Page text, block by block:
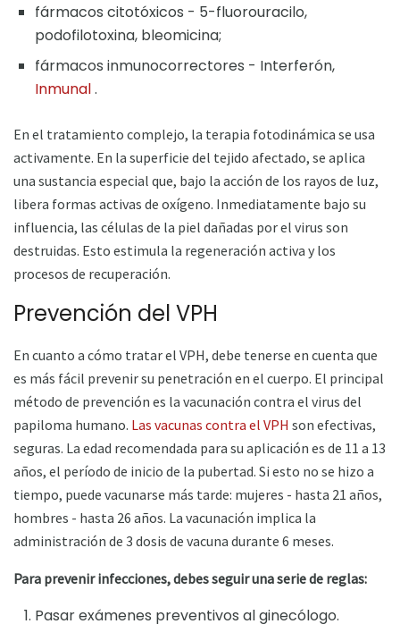
fármacos citotóxicos - 5-fluorouracilo,
podofilotoxina, bleomicina;
fármacos inmunocorrectores - Interferón,
Inmunal.
En el tratamiento complejo, la terapia fotodinámica se usa
activamente. En la superficie del tejido afectado, se aplica
una sustancia especial que, bajo la acción de los rayos de luz,
libera formas activas de oxígeno. Inmediatamente bajo su
influencia, las células de la piel dañadas por el virus son
destruidas. Esto estimula la regeneración activa y los
procesos de recuperación.
Prevención del VPH
En cuanto a cómo tratar el VPH, debe tenerse en cuenta que
es más fácil prevenir su penetración en el cuerpo. El principal
método de prevención es la vacunación contra el virus del
papiloma humano. Las vacunas contra el VPH son efectivas,
seguras. La edad recomendada para su aplicación es de 11 a 13
años, el período de inicio de la pubertad. Si esto no se hizo a
tiempo, puede vacunarse más tarde: mujeres - hasta 21 años,
hombres - hasta 26 años. La vacunación implica la
administración de 3 dosis de vacuna durante 6 meses.
Para prevenir infecciones, debes seguir una serie de reglas:
Pasar exámenes preventivos al ginecólogo.